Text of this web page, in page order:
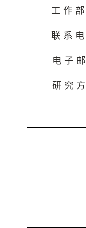
工 作
联 系
电 子
研 究